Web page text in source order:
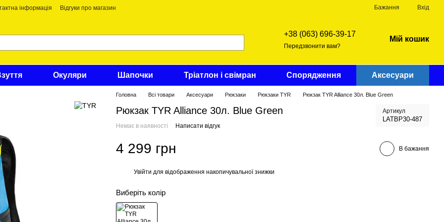
інформація Відгуки про магазин Бажання Вхід
+38 (063) 696-39-17
Передзвонити вам?
Мій кошик
Окуляри Шапочки Тріатлон і свімран Спорядження Аксесуари
Головна Всі товари Аксесуари Рюкзаки Рюкзаки TYR Рюкзак TYR Alliance 30л. Blue Green
Рюкзак TYR Alliance 30л. Blue Green Артикул
LATBP30-487
Немає в наявності Написати відгук
4 299 грн В бажання
Увійти для відображення накопичувальної знижки
Виберіть колір